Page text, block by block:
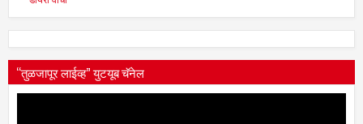
“तुळजापूर लाईव्ह” युटयूब चॅनेल